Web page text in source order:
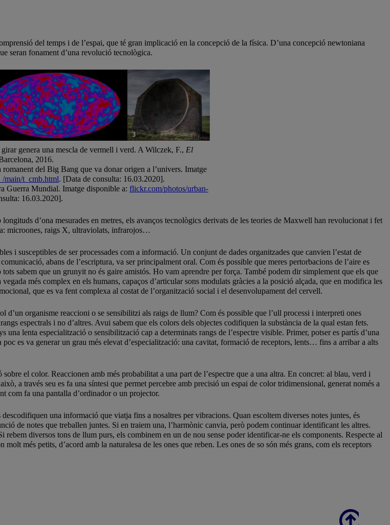
del temps i de l’espai, que té gran implicació en la concepció de la física. D’una concepció newtoniana
seran fonament d’una revolució tecnològica.
genera una mescla de vermell i verd. A Wilczek, F., El
2016.
del Big Bang que va donar origen a l’univers. Imatge
main/t_cmb.html. [Data de consulta: 16.03.2020].
Guerra Mundial. Imatge disponible a: flickr.com/photos/urban-
16.03.2020].
d’ona mesurades en metres, els avanços tecnològics derivats de les teories de Maxwell han revolucionat i fet
microones, raigs X, ultraviolats, infrarojos…
i susceptibles de ser processades com a informació. Un conjunt de dades organitzades que canvien l’estat de
abans de l’escriptura, va ser principalment oral. Com és possible que meres pertorbacions de l’aire es
sabem que un grunyit no és gaire amistós. Ho vam aprendre per força. També podem dir simplement que els que
més complex en els humans, capaços d’articular sons modulats gràcies a la posició alçada, que en modifica les
que es va fent complexa al costat de l’organització social i el desenvolupament del cervell.
organisme reaccioni o se sensibilitzi als raigs de llum? Com és possible que l’ull processi i interpreti ones
espectrals i no d’altres. Avui sabem que els colors dels objectes codifiquen la substància de la qual estan fets.
lenta especialització o sensibilització cap a determinats rangs de l’espectre visible. Primer, potser es partís d’una
es va generar un grau més elevat d’especialització: una cavitat, formació de receptors, lents… fins a arribar a alts
el color. Reaccionen amb més probabilitat a una part de l’espectre que a una altra. En concret: al blau, verd i
a través seu es fa una síntesi que permet percebre amb precisió un espai de color tridimensional, generat només a
com fa una pantalla d’ordinador o un projector.
una informació que viatja fins a nosaltres per vibracions. Quan escoltem diverses notes juntes, és
de notes que treballen juntes. Si en traiem una, l’harmònic canvia, però podem continuar identificant les altres.
diversos tons de llum purs, els combinem en un de nou sense poder identificar-ne els components. Respecte al
molt més petits, d’acord amb la naturalesa de les ones que reben. Les ones de so són més grans, com els receptors
Scroll